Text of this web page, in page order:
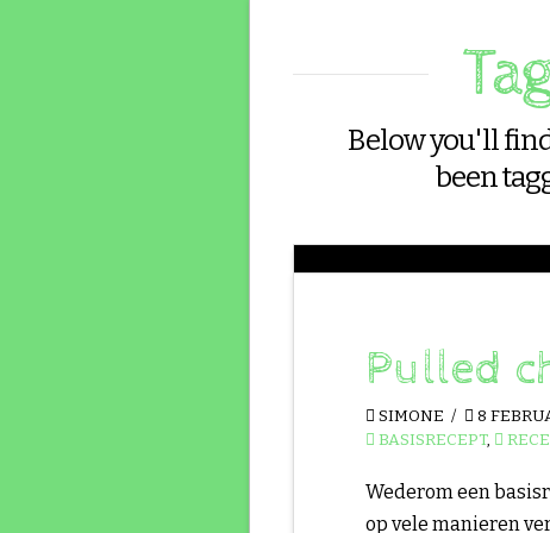
Below you'll
been
Pulled
SIMONE
8
BASISRECEPT,
Wederom een
op vele manieren